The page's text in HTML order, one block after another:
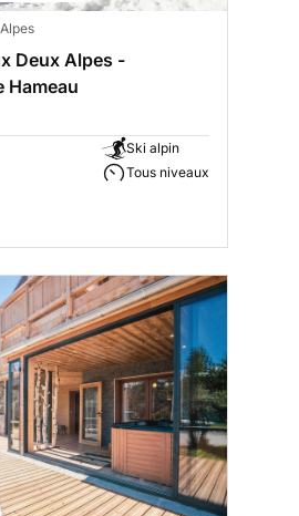
Deux Alpes -
Hameau
Ski alpin
Tous niveaux